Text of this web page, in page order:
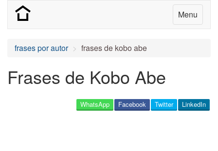
Menu
frases por autor frases de kobo abe
Frases de Kobo Abe
LinkedIn
Twitter
Facebook
WhatsApp